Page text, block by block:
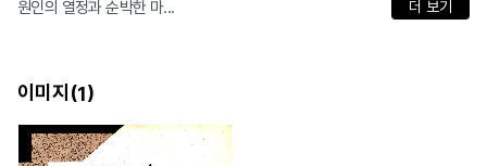
원인의 열정과 순박한 마...
더 보기
이미지(1)